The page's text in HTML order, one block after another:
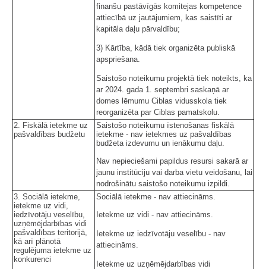
finanšu pastāvīgās komitejas kompetence
attiecībā uz jautājumiem, kas saistīti ar
kapitāla daļu pārvaldību;
3) Kārtība, kādā tiek organizēta publiskā
apspriešana.
Saistošo noteikumu projektā tiek noteikts, ka
ar 2024. gada 1. septembri saskaņā ar
domes lēmumu Ciblas vidusskola tiek
reorganizēta par Ciblas pamatskolu.
2. Fiskālā ietekme uz
pašvaldības budžetu
Saistošo noteikumu īstenošanas fiskālā
ietekme - nav ietekmes uz pašvaldības
budžeta izdevumu un ienākumu daļu.
Nav nepieciešami papildus resursi sakarā ar
jaunu institūciju vai darba vietu veidošanu, lai
nodrošinātu saistošo noteikumu izpildi.
3. Sociālā ietekme,
ietekme uz vidi,
iedzīvotāju veselību,
uzņēmējdarbības vidi
pašvaldības teritorijā,
kā arī plānotā
regulējuma ietekme uz
konkurenci
Sociālā ietekme - nav attiecināms.
Ietekme uz vidi - nav attiecināms.
Ietekme uz iedzīvotāju veselību - nav
attiecināms.
Ietekme uz uzņēmējdarbības vidi